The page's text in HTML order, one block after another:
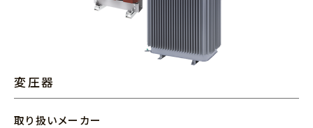
変圧器
取り扱いメーカー